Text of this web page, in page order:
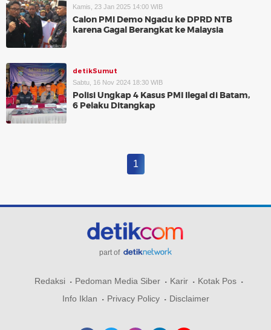
Kamis, 23 Jan 2025 14:00 WIB
Calon PMI Demo Ngadu ke DPRD NTB
karena Gagal Berangkat ke Malaysia
detikSumut
Sabtu, 16 Nov 2024 18:30 WIB
Polisi Ungkap 4 Kasus PMI Ilegal di Batam,
6 Pelaku Ditangkap
1
part of
Redaksi Pedoman Media Siber Karir
Kotak Pos
Info Iklan
Privacy Policy Disclaimer